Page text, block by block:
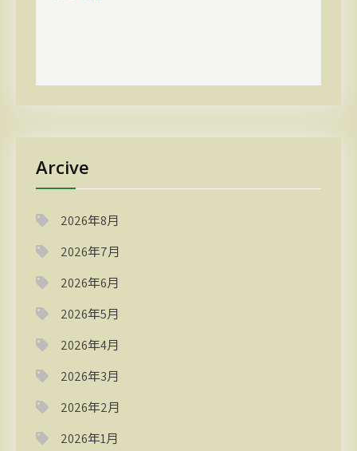
Arcive
2026年8月
2026年7月
2026年6月
2026年5月
2026年4月
2026年3月
2026年2月
2026年1月